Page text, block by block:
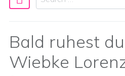
Main Navigation
Bald ruhest
Wiebke